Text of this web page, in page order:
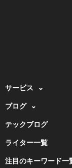
サービス
ブログ
テックブログ
ライター一覧
注目のキーワード一